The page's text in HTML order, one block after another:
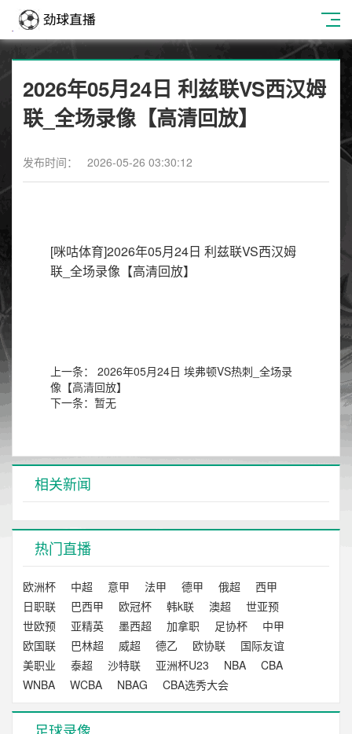
2026年05月24日 利兹联VS西汉姆
联_全场录像【高清回放】
发布时间： 2026-05-26 03:30:12
[咪咕体育]2026年05月24日 利兹联VS西汉姆
联_全场录像【高清回放】
上一条：
2026年05月24日 埃弗顿VS热刺_全场录
像【高清回放】
下一条： 暂无
相关新闻
热门直播
欧洲杯 中超 意甲 法甲 德甲 俄超
西甲
日职联
巴西甲 欧冠杯 韩k联 澳超
世亚预
世欧预
亚精英 墨西超 加拿职 足协杯
中甲
欧国联
巴林超 威超 德乙 欧协联
国际友谊
美职业
泰超 沙特联 亚洲杯U23 NBA
CBA
WNBA
WCBA NBAG CBA选秀大会